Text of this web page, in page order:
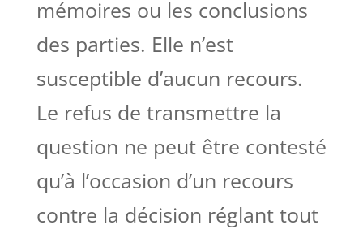
mémoires ou les conclusions
des parties. Elle n’est
susceptible d’aucun recours.
Le refus de transmettre la
question ne peut être contesté
qu’à l’occasion d’un recours
contre la décision réglant tout